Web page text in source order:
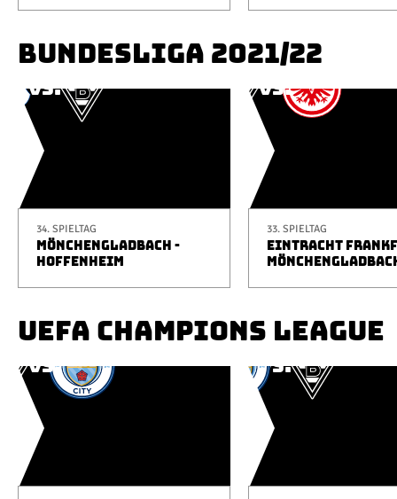
BUNDESLIGA 2021/22
34. SPIELTAG
MÖNCHENGLADBACH -
HOFFENHEIM
33. SPIELTAG
EINTRACHT
UEFA CHAMPIONS LEAGUE